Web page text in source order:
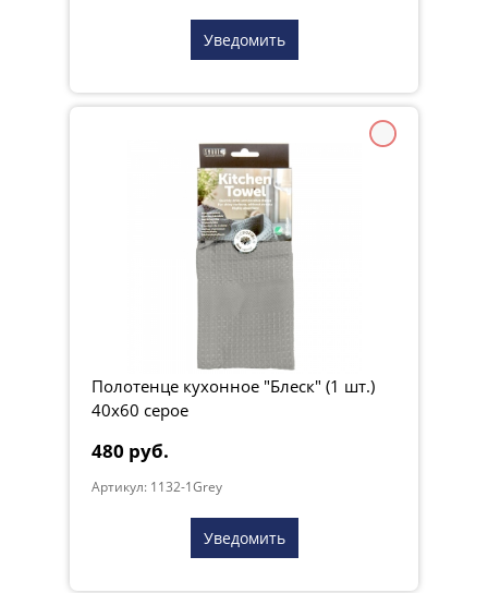
Уведомить
Полотенце кухонное "Блеск" (1 шт.)
40х60 серое
480 руб.
Артикул: 1132-1Grey
Уведомить